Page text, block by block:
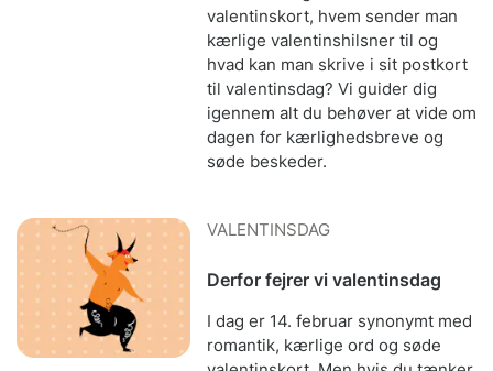
valentinskort, hvem sender man
kærlige valentinshilsner til og
hvad kan man skrive i sit postkort
til valentinsdag? Vi guider dig
igennem alt du behøver at vide om
dagen for kærlighedsbreve og
søde beskeder.
VALENTINSDAG
Derfor fejrer vi valentinsdag
I dag er 14. februar synonymt med
romantik, kærlige ord og søde